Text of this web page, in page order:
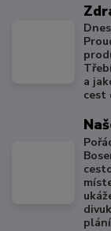
a
cest
plání